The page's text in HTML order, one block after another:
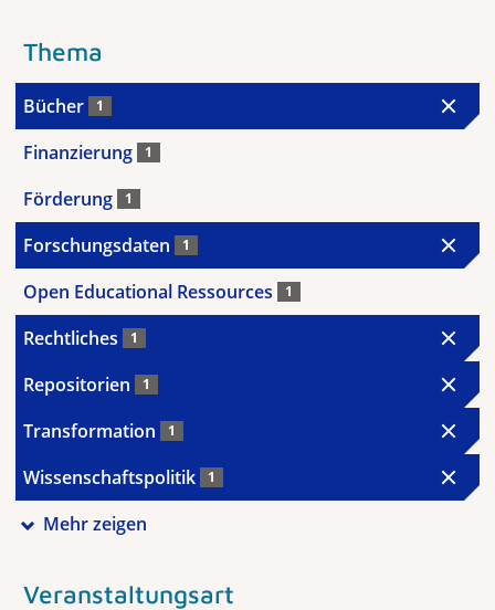
Thema
Bücher 1
Finanzierung 1
Förderung 1
Forschungsdaten 1
Open Educational Ressources 1
Rechtliches 1
Repositorien 1
Transformation 1
Wissenschaftspolitik 1
Mehr zeigen
Veranstaltungsart